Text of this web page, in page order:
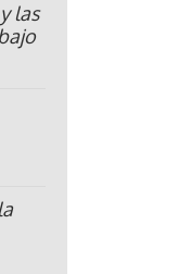
las